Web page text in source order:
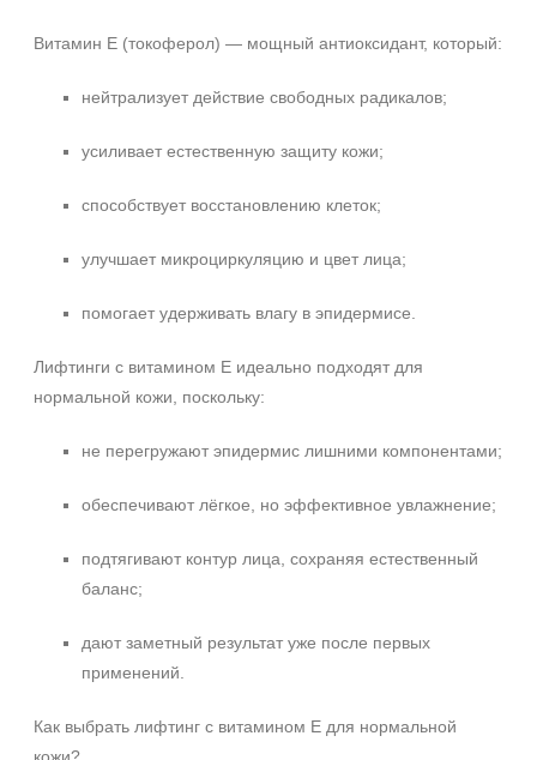
Восстановление
Моделирование
Возрастные изменения
Применение
После пилинга
Результат
Гладкость
Защита
Показать еще
Веки
Витамин E (токоферол) — мощный антиоксидант, который:
нейтрализует действие свободных радикалов;
усиливает естественную защиту кожи;
способствует восстановлению клеток;
улучшает микроциркуляцию и цвет лица;
помогает удерживать влагу в эпидермисе.
Лифтинги с витамином E идеально подходят для
нормальной кожи, поскольку:
не перегружают эпидермис лишними компонентами;
обеспечивают лёгкое, но эффективное увлажнение;
подтягивают контур лица, сохраняя естественный
баланс;
дают заметный результат уже после первых
применений.
Как выбрать лифтинг с витамином E для нормальной